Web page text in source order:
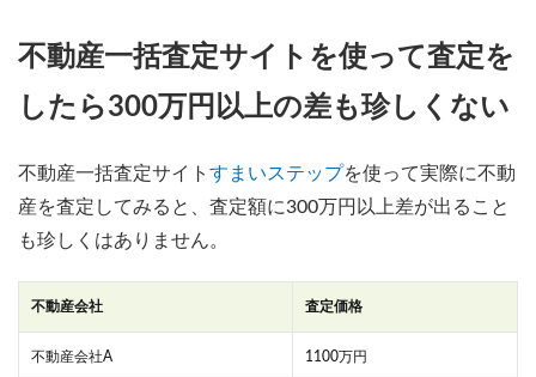
不動産一括査定サイトを使って査定を
したら300万円以上の差も珍しくない
不動産一括査定サイト すまいステップを使って実際に不動
産を査定してみると、査定額に300万円以上差が出ること
も珍しくはありません。
不動産会社 査定価格
不動産会社A 1100万円